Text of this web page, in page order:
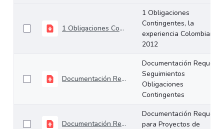
1 Obligaciones Contingentes, la experiencia Colombiana 2012
1 Obligaciones
Contingentes, la
experiencia Colombiana
2012
Documentación Requerida Seguimientos Obligaciones Contingentes
Documentación
Seguimientos
Obligaciones
Contingentes
Documentación Requerida para Proyectos de Estructuración
Documentación
para Proyectos de